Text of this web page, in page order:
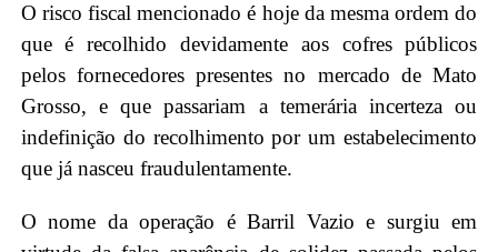
O risco fiscal mencionado é hoje da mesma ordem do
que é recolhido devidamente aos cofres públicos
pelos fornecedores presentes no mercado de Mato
Grosso, e que passariam a temerária incerteza ou
indefinição do recolhimento por um estabelecimento
que já nasceu fraudulentamente.
O nome da operação é Barril Vazio e surgiu em